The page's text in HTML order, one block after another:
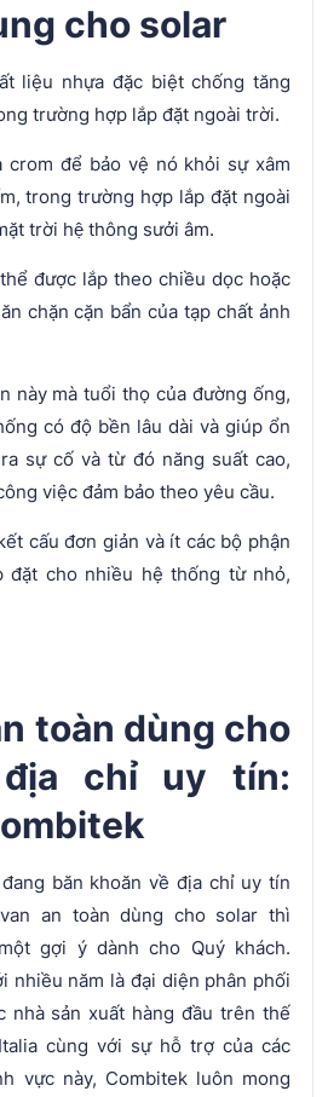
cho solar
liệu nhựa đặc biệt chống tăng
trường hợp lắp đặt ngoài trời.
crom để bảo vệ nó khỏi sự xâm
trong trường hợp lắp đặt ngoài
trời hệ thông sưởi âm.
được lắp theo chiều dọc hoặc
chặn cặn bẩn của tạp chất ảnh
này mà tuổi thọ của đường ống,
có độ bền lâu dài và giúp ổn
sự cố và từ đó năng suất cao,
việc đảm bảo theo yêu cầu.
cấu đơn giản và ít các bộ phận
đặt cho nhiều hệ thống từ nhỏ,
toàn dùng cho
chỉ uy tín:
băn khoăn về địa chỉ uy tín
an toàn dùng cho solar thì
gợi ý dành cho Quý khách.
nhiều năm là đại diện phân phối
nhà sản xuất hàng đầu trên thế
cùng với sự hỗ trợ của các
vực này, Combitek luôn mong